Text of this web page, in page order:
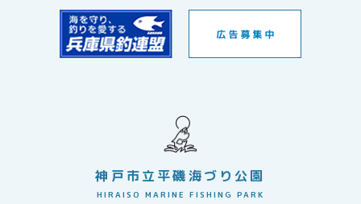
神戸市立平磯海づり公園
HIRAISO MARINE FISHING PARK